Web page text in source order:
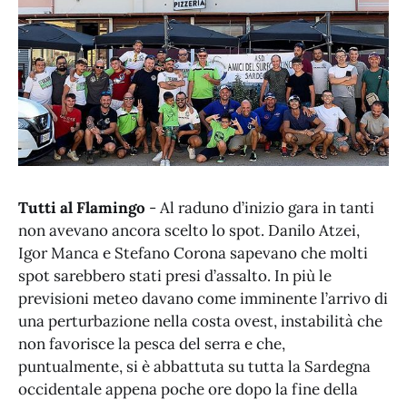
Tutti al Flamingo - Al raduno d’inizio gara in tanti
non avevano ancora scelto lo spot. Danilo Atzei,
Igor Manca e Stefano Corona sapevano che molti
spot sarebbero stati presi d’assalto. In più le
previsioni meteo davano come imminente l’arrivo di
una perturbazione nella costa ovest, instabilità che
non favorisce la pesca del serra e che,
puntualmente, si è abbattuta su tutta la Sardegna
occidentale appena poche ore dopo la fine della